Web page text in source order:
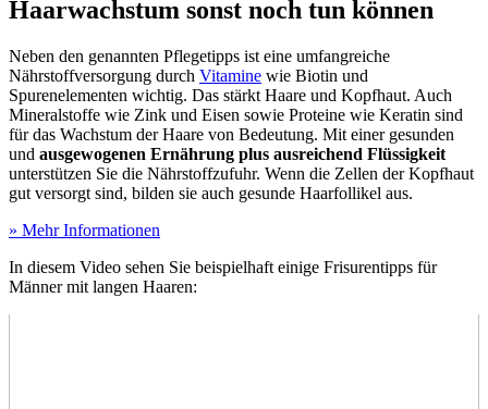
Haarwachstum sonst noch tun können
Neben den genannten Pflegetipps ist eine umfangreiche
Nährstoffversorgung durch Vitamine wie Biotin und
Spurenelementen wichtig. Das stärkt Haare und Kopfhaut. Auch
Mineralstoffe wie Zink und Eisen sowie Proteine wie Keratin sind
für das Wachstum der Haare von Bedeutung. Mit einer gesunden
und ausgewogenen Ernährung plus ausreichend Flüssigkeit
unterstützen Sie die Nährstoffzufuhr. Wenn die Zellen der Kopfhaut
gut versorgt sind, bilden sie auch gesunde Haarfollikel aus.
» Mehr Informationen
In diesem Video sehen Sie beispielhaft einige Frisurentipps für
Männer mit langen Haaren: